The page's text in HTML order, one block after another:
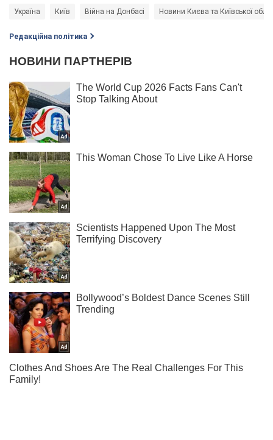
Україна Київ Війна на Донбасі Новини Києва та Київської
Редакційна політика